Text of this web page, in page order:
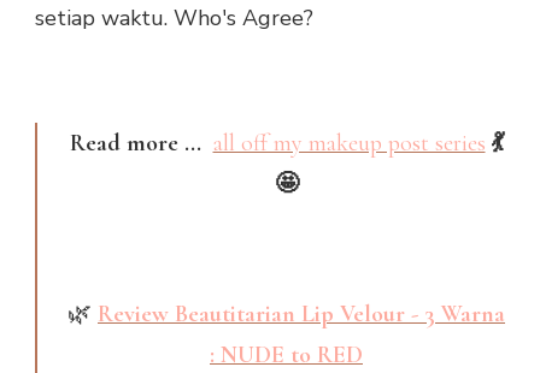
setiap waktu. Who's Agree?
Read more ... all off my makeup post series 💃
🤩
🌿 Review Beautitarian Lip Velour - 3 Warna
: NUDE to RED